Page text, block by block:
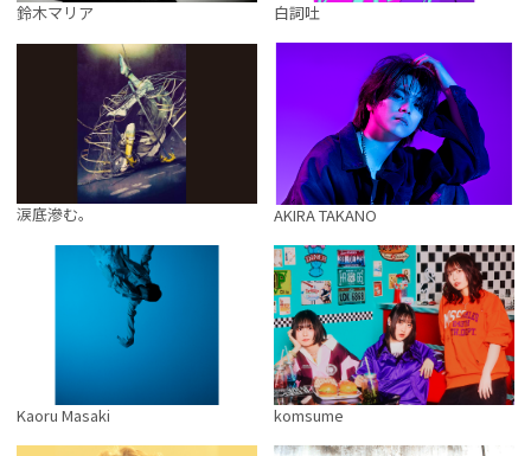
鈴木マリア 白詞吐
涙底滲む。 AKIRA TAKANO
Kaoru Masaki komsume